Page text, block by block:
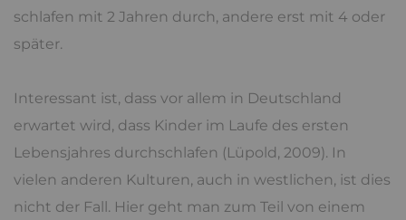
schlafen mit 2 Jahren durch, andere erst mit 4 oder
später.
Interessant ist, dass vor allem in Deutschland
erwartet wird, dass Kinder im Laufe des ersten
Lebensjahres durchschlafen (Lüpold, 2009). In
vielen anderen Kulturen, auch in westlichen, ist dies
nicht der Fall. Hier geht man zum Teil von einem